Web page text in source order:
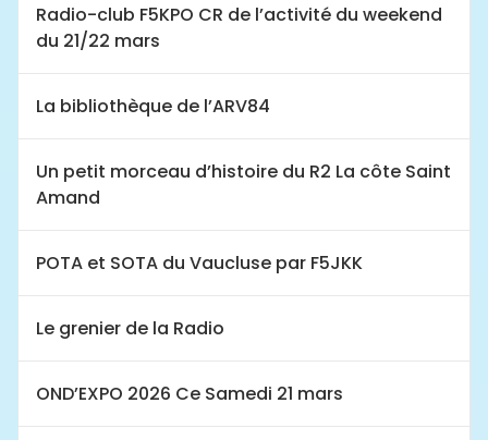
Radio-club F5KPO CR de l’activité du weekend
du 21/22 mars
La bibliothèque de l’ARV84
Un petit morceau d’histoire du R2 La côte Saint
Amand
POTA et SOTA du Vaucluse par F5JKK
Le grenier de la Radio
OND’EXPO 2026 Ce Samedi 21 mars